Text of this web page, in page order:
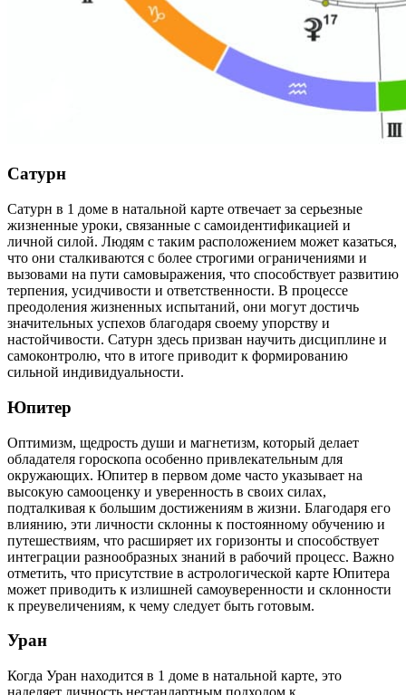
Сатурн
Сатурн в 1 доме в натальной карте отвечает за серьезные
жизненные уроки, связанные с самоидентификацией и
личной силой. Людям с таким расположением может казаться,
что они сталкиваются с более строгими ограничениями и
вызовами на пути самовыражения, что способствует развитию
терпения, усидчивости и ответственности. В процессе
преодоления жизненных испытаний, они могут достичь
значительных успехов благодаря своему упорству и
настойчивости. Сатурн здесь призван научить дисциплине и
самоконтролю, что в итоге приводит к формированию
сильной индивидуальности.
Юпитер
Оптимизм, щедрость души и магнетизм, который делает
обладателя гороскопа особенно привлекательным для
окружающих. Юпитер в первом доме часто указывает на
высокую самооценку и уверенность в своих силах,
подталкивая к большим достижениям в жизни. Благодаря его
влиянию, эти личности склонны к постоянному обучению и
путешествиям, что расширяет их горизонты и способствует
интеграции разнообразных знаний в рабочий процесс. Важно
отметить, что присутствие в астрологической карте Юпитера
может приводить к излишней самоуверенности и склонности
к преувеличениям, к чему следует быть готовым.
Уран
Когда Уран находится в 1 доме в натальной карте, это
наделяет личность нестандартным подходом к